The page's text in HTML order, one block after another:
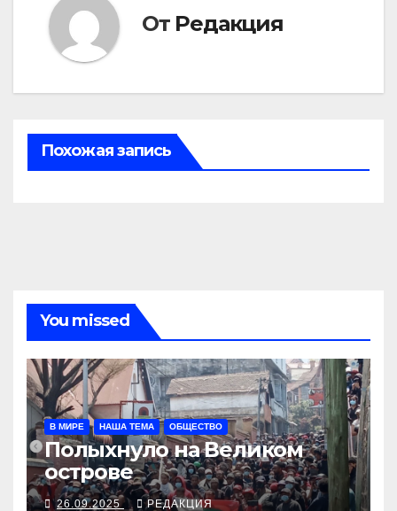
От Редакция
Похожая запись
You missed
В МИРЕ НАША ТЕМА ОБЩЕСТВО
Полыхнуло на Великом
острове
26.09.2025 РЕДАКЦИЯ